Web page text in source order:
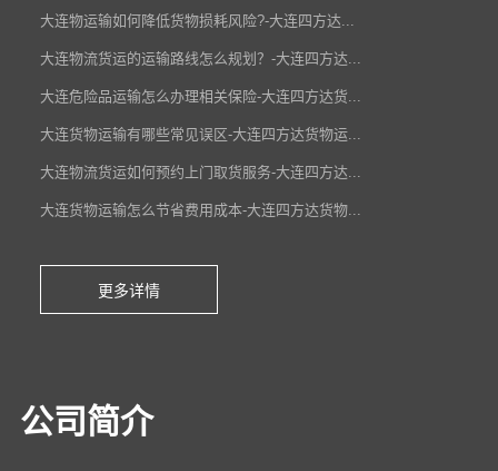
大连物运输如何降低货物损耗风险?-大连四方达...
大连物流货运的运输路线怎么规划？-大连四方达...
大连危险品运输怎么办理相关保险-大连四方达货...
大连货物运输有哪些常见误区-大连四方达货物运...
大连物流货运如何预约上门取货服务-大连四方达...
大连货物运输怎么节省费用成本-大连四方达货物...
更多详情
公司简介